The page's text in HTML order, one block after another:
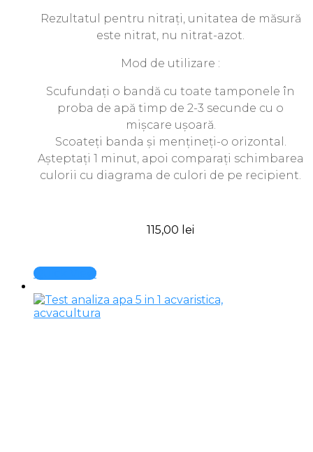
Rezultatul pentru nitrați, unitatea de măsură
este nitrat, nu nitrat-azot.
Mod de utilizare :
Scufundați o bandă cu toate tamponele în
proba de apă timp de 2-3 secunde cu o
mișcare ușoară.
Scoateți banda și mențineți-o orizontal.
Așteptați 1 minut, apoi comparați schimbarea
culorii cu diagrama de culori de pe recipient.
115,00 lei
Quick View